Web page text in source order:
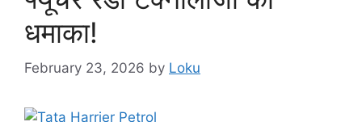
धमाका!
February 23, 2026 by Loku